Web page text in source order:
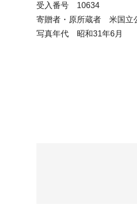
受入番号 10634
寄贈者・原所蔵者 米国立
写真年代 昭和31年6月